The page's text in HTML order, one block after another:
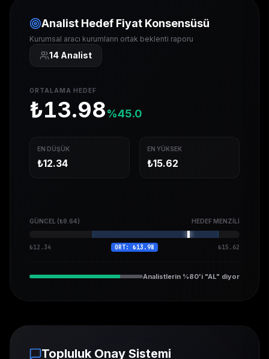
Analist Hedef Fiyat Konsensüsü
Kurumsal aracı kurumların ortak beklenti raporu
14 Analist
ORTALAMA HEDEF
₺13.98%45.0
EN DÜŞÜK
₺12.34
EN YÜKSEK
₺15.62
GÜNCEL (₺9.64) HEDEF MENZILI
₺12.34 ORT: ₺13.98 ₺15.62
Analistlerin %80'i "AL" diyor
Topluluk Onay Sistemi